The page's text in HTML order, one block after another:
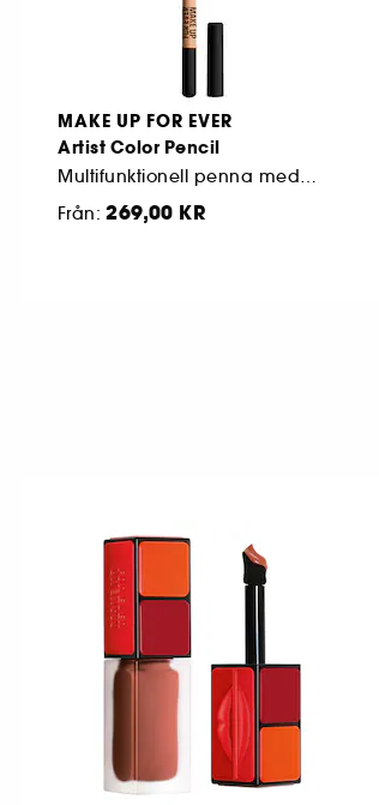
MAKE UP FOR EVER
Artist Color Pencil
Multifunktionell penna med matt och skimrande finish
Från:269,00 KR